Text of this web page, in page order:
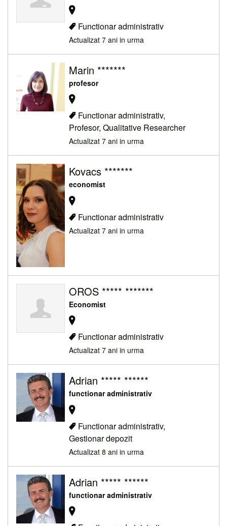
Functionar administrativ
Actualizat 7 ani in urma
Marin *******
profesor
Functionar administrativ,
Profesor, Qualitative Researcher
Actualizat 7 ani in urma
Kovacs *******
economist
Functionar administrativ
Actualizat 7 ani in urma
OROS ***** *******
Economist
Functionar administrativ
Actualizat 7 ani in urma
Adrian ***** ******
functionar administrativ
Functionar administrativ,
Gestionar depozit
Actualizat 8 ani in urma
Adrian ***** ******
functionar administrativ